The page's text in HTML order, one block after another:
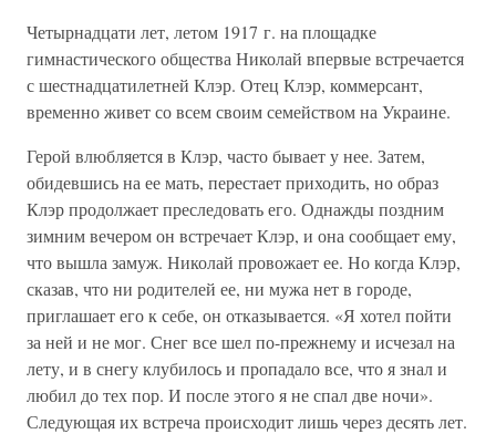
Четырнадцати лет, летом 1917 г. на площадке
гимнастического общества Николай впервые встречается
с шестнадцатилетней Клэр. Отец Клэр, коммерсант,
временно живет со всем своим семейством на Украине.
Герой влюбляется в Клэр, часто бывает у нее. Затем,
обидевшись на ее мать, перестает приходить, но образ
Клэр продолжает преследовать его. Однажды поздним
зимним вечером он встречает Клэр, и она сообщает ему,
что вышла замуж. Николай провожает ее. Но когда Клэр,
сказав, что ни родителей ее, ни мужа нет в городе,
приглашает его к себе, он отказывается. «Я хотел пойти
за ней и не мог. Снег все шел по-прежнему и исчезал на
лету, и в снегу клубилось и пропадало все, что я знал и
любил до тех пор. И после этого я не спал две ночи».
Следующая их встреча происходит лишь через десять лет.